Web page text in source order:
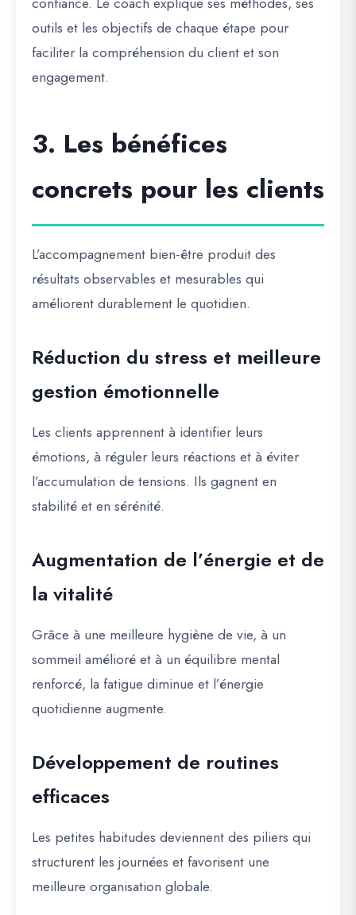
outils et les objectifs de chaque étape pour
faciliter la compréhension du client et son
engagement.
3. Les bénéfices
concrets pour les clients
L’accompagnement bien-être produit des
résultats observables et mesurables qui
améliorent durablement le quotidien.
Réduction du stress et meilleure
gestion émotionnelle
Les clients apprennent à identifier leurs
émotions, à réguler leurs réactions et à éviter
l’accumulation de tensions. Ils gagnent en
stabilité et en sérénité.
Augmentation de l’énergie et de
la vitalité
Grâce à une meilleure hygiène de vie, à un
sommeil amélioré et à un équilibre mental
renforcé, la fatigue diminue et l’énergie
quotidienne augmente.
Développement de routines
efficaces
Les petites habitudes deviennent des piliers qui
structurent les journées et favorisent une
meilleure organisation globale.